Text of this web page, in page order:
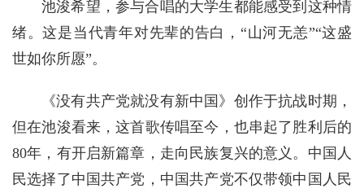
池浚希望，参与合唱的大学生都能感受到这种情
绪。这是当代青年对先辈的告白，“山河无恙”“这盛
世如你所愿”。
《没有共产党就没有新中国》创作于抗战时期，
但在池浚看来，这首歌传唱至今，也串起了胜利后的
80年，有开启新篇章，走向民族复兴的意义。中国人
民选择了中国共产党，中国共产党不仅带领中国人民